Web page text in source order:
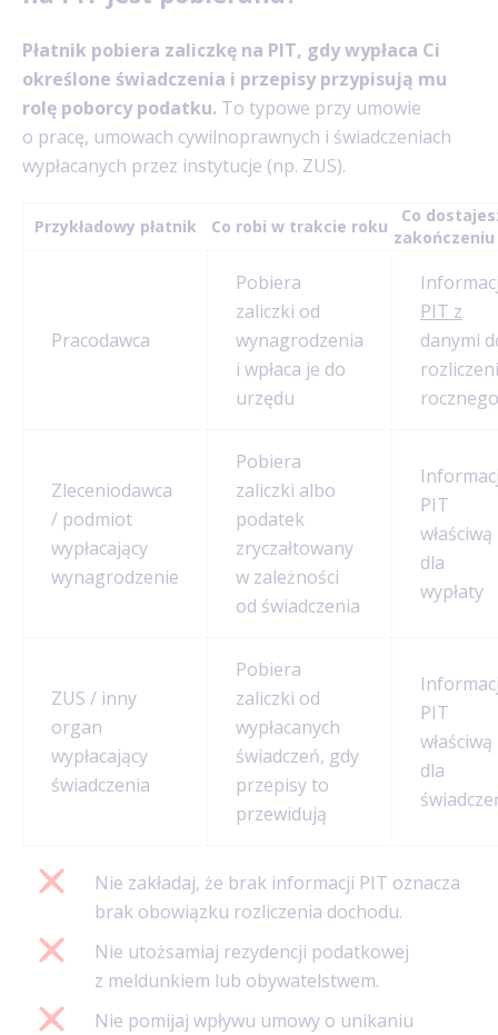
Płatnik pobiera zaliczkę na PIT, gdy wypłaca Ci
określone świadczenia i przepisy przypisują mu
rolę poborcy podatku. To typowe przy umowie
o pracę, umowach cywilnoprawnych i świadczeniach
wypłacanych przez instytucje (np. ZUS).
Przykładowy płatnik Co robi w trakcie roku
Co
Pracodawca
Pobiera
zaliczki od
wynagrodzenia
i wpłaca je do
urzędu
PIT z
danymi
rocznego
Zleceniodawca
/ podmiot
wypłacający
wynagrodzenie
Pobiera
zaliczki albo
podatek
zryczałtowany
w zależności
od świadczenia
PIT
właściwą
dla
wypłaty
ZUS / inny
organ
wypłacający
świadczenia
Pobiera
zaliczki od
wypłacanych
świadczeń, gdy
przepisy to
przewidują
PIT
właściwą
dla
Nie zakładaj, że brak informacji PIT oznacza
brak obowiązku rozliczenia dochodu.
Nie utożsamiaj rezydencji podatkowej
z meldunkiem lub obywatelstwem.
Nie pomijaj wpływu umowy o unikaniu